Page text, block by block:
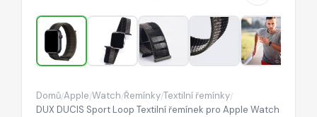
pro
Apple
Watch
42/44/45/49mm,
šedý
Domů/Apple/Watch/Řemínky/Textilní řemínky/
DUX DUCIS Sport Loop Textilní řemínek pro Apple Watch